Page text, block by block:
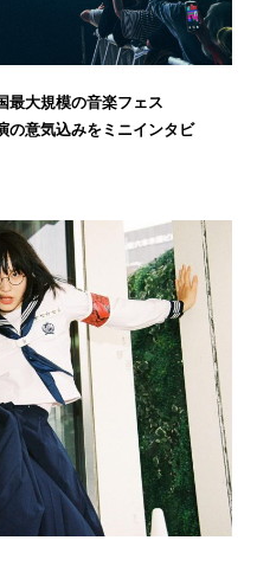
最大規模の音楽フェス
の意気込みをミニインタビ